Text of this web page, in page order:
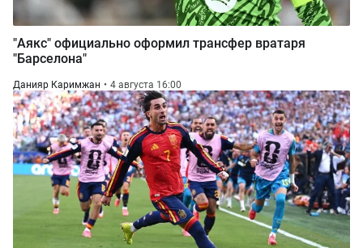
"Аякс" официально оформил трансфер вратаря
"Барселона"
Данияр Каримжан 4 августа 16:00